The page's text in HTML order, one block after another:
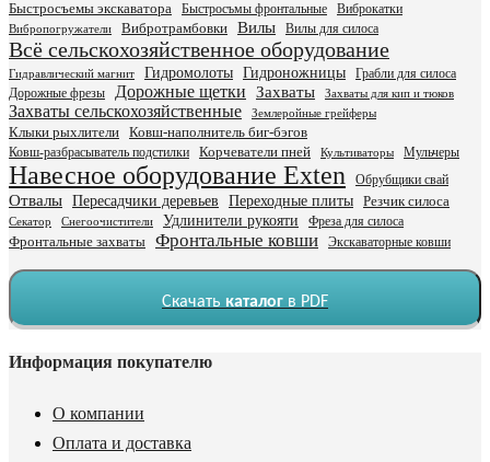
Быстросъемы экскаватора Быстросъмы фронтальные Виброкатки
Вибропогружатели Вибротрамбовки Вилы Вилы для силоса
Всё сельскохозяйственное оборудование
Гидравлический магнит Гидромолоты Гидроножницы
Грабли для силоса
Дорожные фрезы
Дорожные щетки Захваты Захваты для кип и тюков
Захваты сельскохозяйственные Землеройные грейферы
Клыки рыхлители
Ковш-наполнитель биг-бэгов
Ковш-разбрасыватель подстилки
Корчеватели пней Культиваторы Мульчеры
Навесное оборудование Exten Обрубщики свай
Отвалы Пересадчики деревьев Переходные плиты Резчик силоса
Секатор Снегоочистители Удлинители рукояти
Фреза для силоса
Фронтальные захваты
Фронтальные ковши Экскаваторные ковши
Скачать каталог в PDF
Информация покупателю
О компании
Оплата и доставка